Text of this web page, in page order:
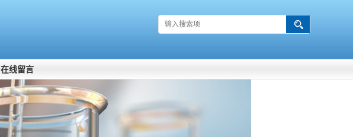
在线留言